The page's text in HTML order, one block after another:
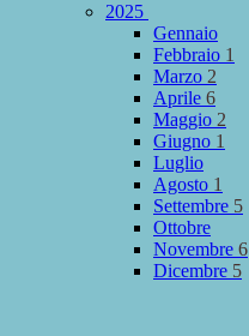
2025
Gennaio
Febbraio 1
Marzo 2
Aprile 6
Maggio 2
Giugno 1
Luglio
Agosto 1
Settembre 5
Ottobre
Novembre 6
Dicembre 5